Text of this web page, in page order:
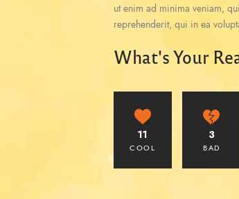
ut enim ad minima veniam,
reprehenderit, qui in ea
What's Your
11
COOL
3
BAD